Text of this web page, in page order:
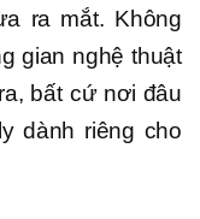
ra mắt. Không
gian nghệ thuật
bất cứ nơi đâu
dành riêng cho